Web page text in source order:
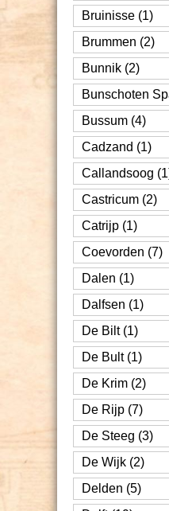
Bruinisse (1)
Brummen (2)
Bunnik (2)
Bunschoten
Bussum (4)
Cadzand (1)
Callandsoog
Castricum (2)
Catrijp (1)
Coevorden (7)
Dalen (1)
Dalfsen (1)
De Bilt (1)
De Bult (1)
De Krim (2)
De Rijp (7)
De Steeg (3)
De Wijk (2)
Delden (5)